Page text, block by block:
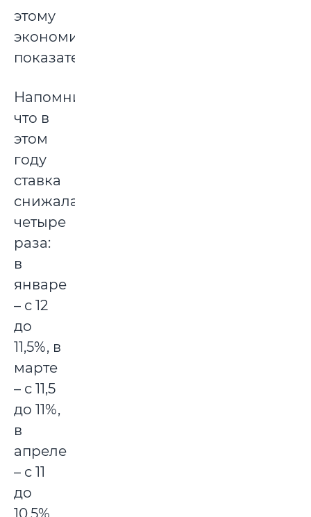
этому
экономическому
показателю.
Напомним,
что в
этом
году
ставка
снижалась
четыре
раза:
в
январе
– с 12
до
11,5%, в
марте
– с 11,5
до 11%,
в
апреле
– с 11
до
10,5%,